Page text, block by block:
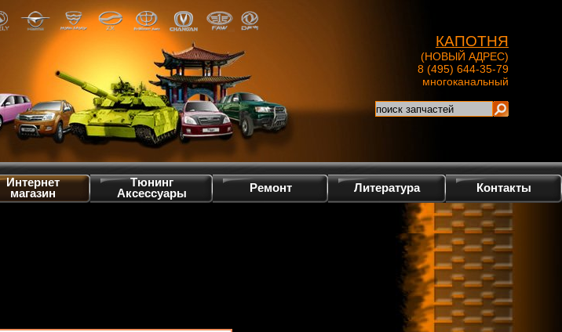
КАПОТНЯ
(НОВЫЙ АДРЕС)
8 (495) 644-35-79
многоканальный
Интернет
магазин
Тюнинг
Аксессуары
Ремонт Литература Контакты